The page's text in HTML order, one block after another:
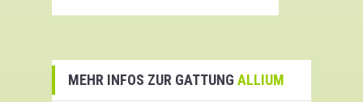
MEHR INFOS ZUR GATTUNG ALLIUM